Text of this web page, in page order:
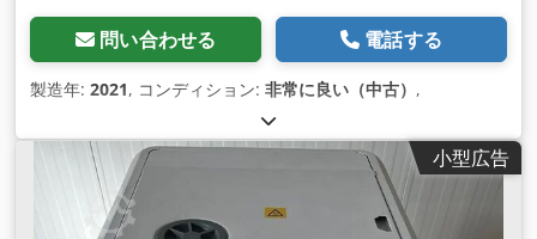
問い合わせる 電話する
製造年: 2021, コンディション: 非常に良い（中古） ,
小型広告